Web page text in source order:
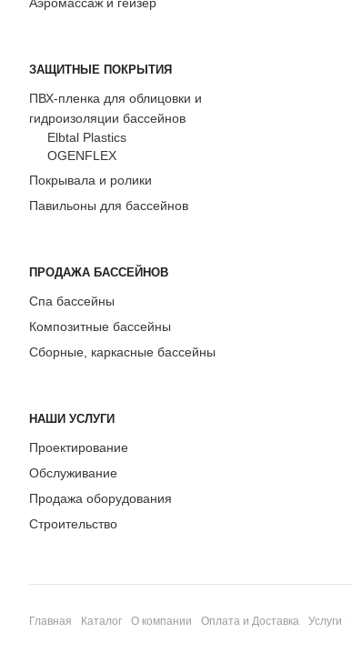
ЗАЩИТНЫЕ ПОКРЫТИЯ
ПВХ-пленка для облицовки и
гидроизоляции бассейнов
Elbtal Plastics
OGENFLEX
Покрывала и ролики
Павильоны для бассейнов
ПРОДАЖА БАССЕЙНОВ
Спа бассейны
Композитные бассейны
Сборные, каркасные бассейны
НАШИ УСЛУГИ
Проектирование
Обслуживание
Продажа оборудования
Строительство
Главная Каталог О компании Оплата и Доставка Услуги